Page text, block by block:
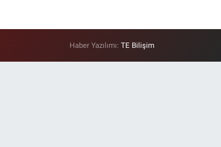
Haber Yazılımı:TE Bilişim